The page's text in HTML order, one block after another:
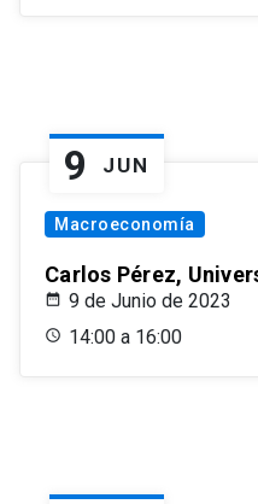
9 JUN
Macroeconomía
Carlos Pérez,
9 de Junio de 2023
14:00 a 16:00